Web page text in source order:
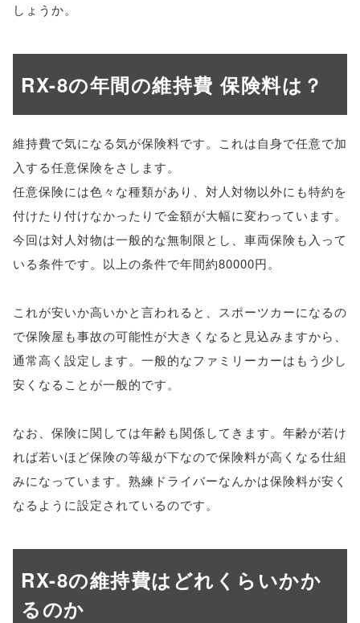
しょうか。
RX-8の年間の維持費 保険料は？
維持費で気になる気が保険料です。これは自身で任意で加
入する任意保険をさします。
任意保険には色々な種類があり、対人対物以外にも特約を
付けたり付けなかったりで金額が大幅に変わっています。
今回は対人対物は一般的な無制限とし、車両保険も入って
いる条件です。以上の条件で年間約80000円。
これが安いか高いかと言われると、スポーツカーになるの
で保険屋も事故の可能性が大きくなると見込みますから、
通常高く設定します。一般的なファミリーカーはもう少し
安くなることが一般的です。
なお、保険に関しては年齢も関係してきます。年齢が若け
れば若いほど保険の等級が下なので保険料が高くなる仕組
みになっています。熟練ドライバーなんかは保険料が安く
なるように設定されているのです。
RX-8の維持費はどれくらいかか
るのか